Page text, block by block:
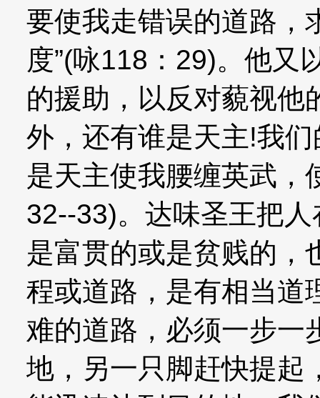
要使我走错误的道路，
度”(咏118：29)。他又
的援助，以反对藐视他
外，还有谁是天主!我
是天主使我腰缠英武，
32--33)。达味圣王把
是富贯的或是贫贱的，
程或道路，是有相当道
难的道路，必须一步一
地，另一只脚赶快提起